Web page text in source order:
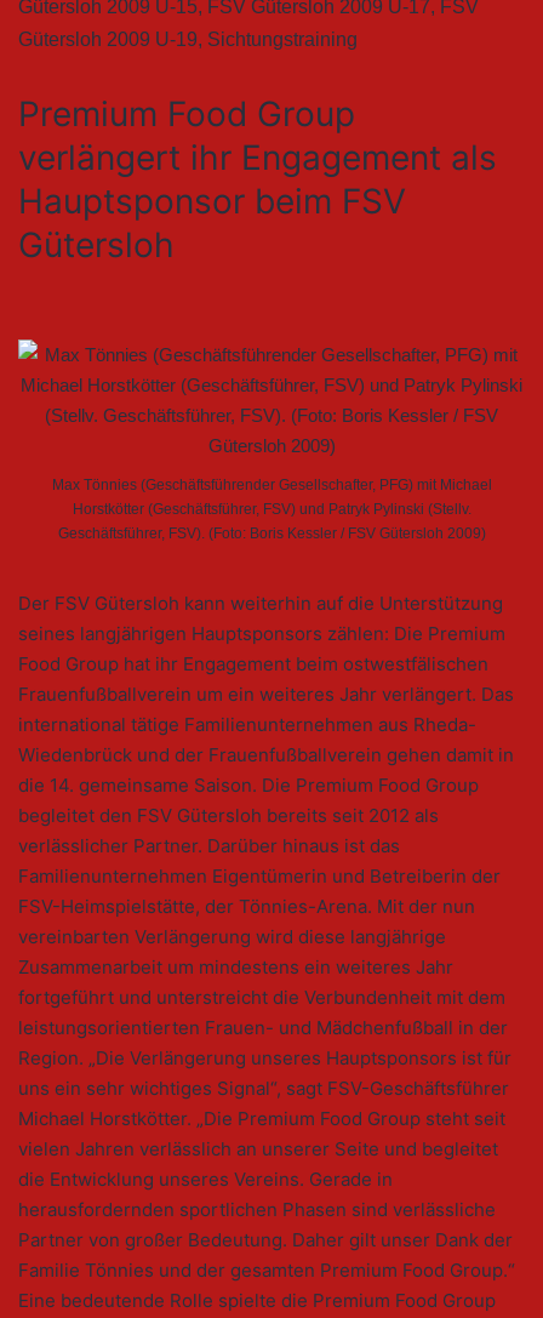
Gütersloh 2009 U-15, FSV Gütersloh 2009 U-17, FSV
Gütersloh 2009 U-19, Sichtungstraining
Premium Food Group
verlängert ihr Engagement als
Hauptsponsor beim FSV
Gütersloh
Max Tönnies (Geschäftsführender Gesellschafter, PFG) mit Michael
Horstkötter (Geschäftsführer, FSV) und Patryk Pylinski (Stellv.
Geschäftsführer, FSV). (Foto: Boris Kessler / FSV Gütersloh 2009)
Der FSV Gütersloh kann weiterhin auf die Unterstützung
seines langjährigen Hauptsponsors zählen: Die Premium
Food Group hat ihr Engagement beim ostwestfälischen
Frauenfußballverein um ein weiteres Jahr verlängert. Das
international tätige Familienunternehmen aus Rheda-
Wiedenbrück und der Frauenfußballverein gehen damit in
die 14. gemeinsame Saison. Die Premium Food Group
begleitet den FSV Gütersloh bereits seit 2012 als
verlässlicher Partner. Darüber hinaus ist das
Familienunternehmen Eigentümerin und Betreiberin der
FSV-Heimspielstätte, der Tönnies-Arena. Mit der nun
vereinbarten Verlängerung wird diese langjährige
Zusammenarbeit um mindestens ein weiteres Jahr
fortgeführt und unterstreicht die Verbundenheit mit dem
leistungsorientierten Frauen- und Mädchenfußball in der
Region. „Die Verlängerung unseres Hauptsponsors ist für
uns ein sehr wichtiges Signal“, sagt FSV-Geschäftsführer
Michael Horstkötter. „Die Premium Food Group steht seit
vielen Jahren verlässlich an unserer Seite und begleitet
die Entwicklung unseres Vereins. Gerade in
herausfordernden sportlichen Phasen sind verlässliche
Partner von großer Bedeutung. Daher gilt unser Dank der
Familie Tönnies und der gesamten Premium Food Group.“
Eine bedeutende Rolle spielte die Premium Food Group